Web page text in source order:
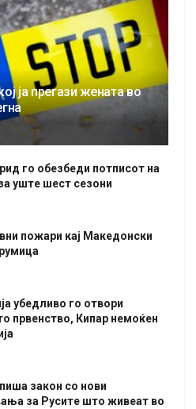
ја прегази жената во
го обезбеди потписот на
уште шест сезони
пожари кај Македонски
убедливо го отвори
првенство, Кипар немоќен
закон со нови
за Русите што живеат во